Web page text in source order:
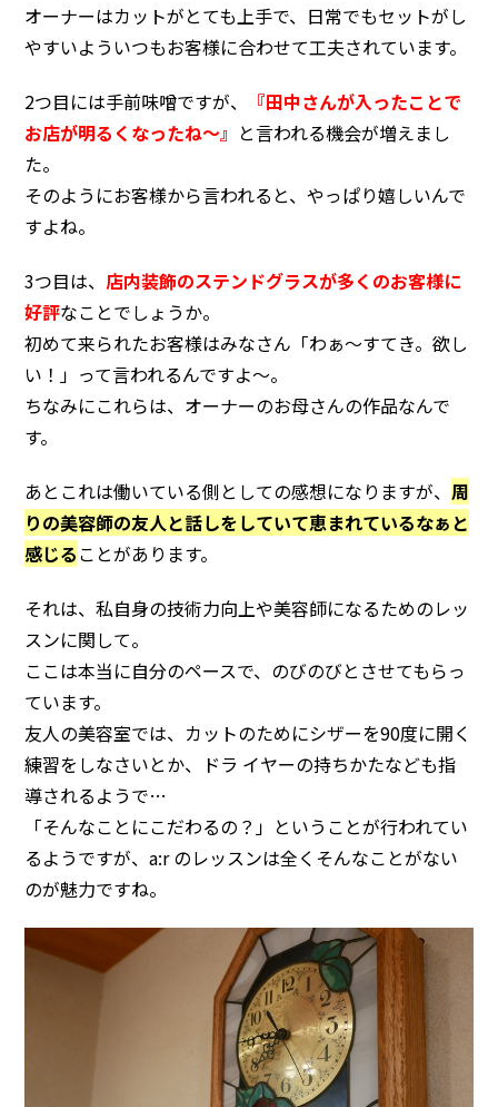
オーナーはカットがとても上手で、日常でもセットがし
やすいよういつもお客様に合わせて工夫されています。
2つ目には手前味噌ですが、
『田中さんが入ったことで
お店が明るくなったね〜』 と言われる機会が増えまし
た。
そのようにお客様から言われると、やっぱり嬉しいんで
すよね。
3つ目は、 店内装飾のステンドグラスが多くのお客様に
好評なことでしょうか。
初めて来られたお客様はみなさん「わぁ〜すてき。欲し
い！」って言われるんですよ～。
ちなみにこれらは、オーナーのお母さんの作品なんで
す。
あとこれは働いている側としての感想になりますが、周
りの美容師の友人と話しをしていて恵まれているなぁと
感じることがあります。
それは、私自身の技術力向上や美容師になるためのレッ
スンに関して。
ここは本当に自分のペースで、のびのびとさせてもらっ
ています。
友人の美容室では、カットのためにシザーを90度に開く
練習をしなさいとか、ドラ イヤーの持ちかたなども指
導されるようで…
「そんなことにこだわるの？」ということが行われてい
るようですが、a:r のレッスンは全くそんなことがない
のが魅力ですね。